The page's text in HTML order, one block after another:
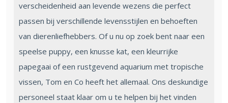
verscheidenheid aan levende wezens die perfect
passen bij verschillende levensstijlen en behoeften
van dierenliefhebbers. Of u nu op zoek bent naar een
speelse puppy, een knusse kat, een kleurrijke
papegaai of een rustgevend aquarium met tropische
vissen, Tom en Co heeft het allemaal. Ons deskundige
personeel staat klaar om u te helpen bij het vinden